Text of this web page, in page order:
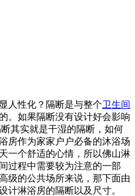
人性化？隔断是与整个卫生间
。如果隔断没有设计好会影响
其实就是干湿的隔断，如何
房作为家家户户必备的沐浴场
一个舒适的心情，所以佛山淋
过程中需要较为注意的一部
级的公共场所来说，那下面由
计淋浴房的隔断以及尺寸。